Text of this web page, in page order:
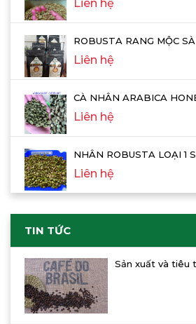
Liên hệ
ROBUSTA RANG MỘC
Liên hệ
CÀ NHÂN ARABICA
Liên hệ
NHÂN ROBUSTA LOẠI 1
Liên hệ
TIN TỨC
Sản xuất và tiêu